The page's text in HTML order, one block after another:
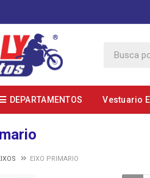
DEPARTAMENTOS Vestuario
EIXO PRIMARIO